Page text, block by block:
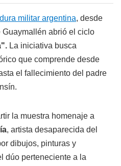
militar argentina, desde
abrió el ciclo
La iniciativa busca
que comprende desde
el fallecimiento del padre
la muestra homenaje a
, artista desaparecida del
dibujos, pinturas y
dúo perteneciente a la